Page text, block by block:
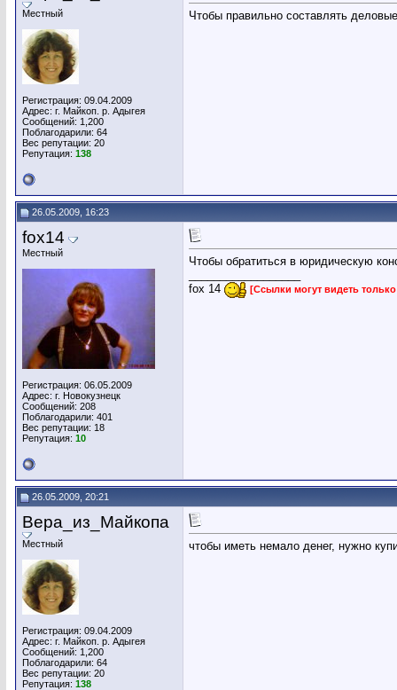
Местный
Регистрация: 09.04.2009
Адрес: г. Майкоп. р. Адыгея
Сообщений: 1,200
Поблагодарили: 64
Вес репутации: 20
Репутация: 138
Чтобы правильно составлять
26.05.2009, 16:23
fox14
Местный
Регистрация: 06.05.2009
Адрес: г. Новокузнецк
Сообщений: 208
Поблагодарили: 401
Вес репутации: 18
Репутация: 10
Чтобы обратиться в юридическую
fox 14
[Ссылки могут видеть
26.05.2009, 20:21
Вера_из_Майкопа
Местный
Регистрация: 09.04.2009
Адрес: г. Майкоп. р. Адыгея
Сообщений: 1,200
Поблагодарили: 64
Вес репутации: 20
Репутация: 138
чтобы иметь немало денег, нужно